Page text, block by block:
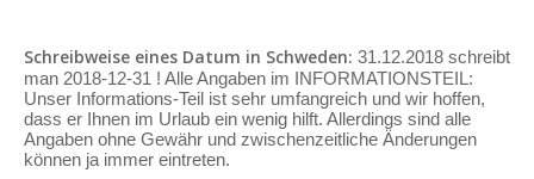
Schreibweise eines Datum in Schweden: 31.12.2018 schreibt
man 2018-12-31 ! Alle Angaben im INFORMATIONSTEIL:
Unser Informations-Teil ist sehr umfangreich und wir hoffen,
dass er Ihnen im Urlaub ein wenig hilft. Allerdings sind alle
Angaben ohne Gewähr und zwischenzeitliche Änderungen
können ja immer eintreten.